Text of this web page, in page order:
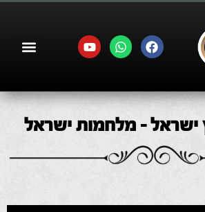
ישראל – מלחמות ישראל